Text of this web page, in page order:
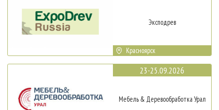
Эксподрев
Красноярск
23-25.09.2026
Мебель & Деревообработка Урал